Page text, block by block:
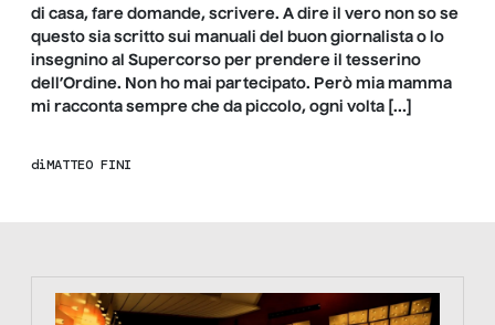
di casa, fare domande, scrivere. A dire il vero non so se
questo sia scritto sui manuali del buon giornalista o lo
insegnino al Supercorso per prendere il tesserino
dell’Ordine. Non ho mai partecipato. Però mia mamma
mi racconta sempre che da piccolo, ogni volta […]
diMATTEO FINI
https://tinyurl.com/363fvfm9